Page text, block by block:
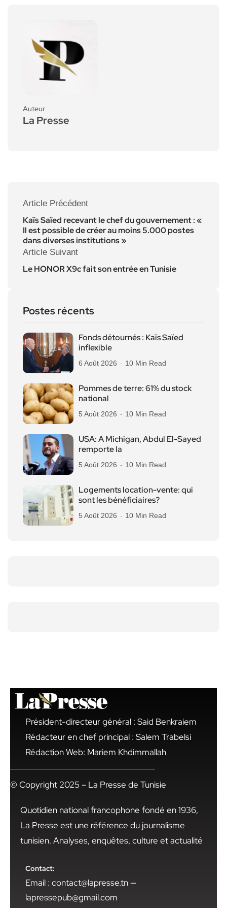
Auteur
La Presse
Article Précédent
Kaïs Saïed recevant le chef du gouvernement : «
Il est possible de créer au moins 5.000 postes
dans diverses institutions »
Article Suivant
Le HONOR X9c fait son entrée en Tunisie
Postes récents
Fonds détournés : Kaïs Saïed
inflexible
6 Août 2026 10 Min Read
Pommes de terre: 61% du stock
national
5 Août 2026 10 Min Read
USA: A Michigan, Abdul El-Sayed
remporte la
5 Août 2026 10 Min Read
Logements location-vente: qui
sont les bénéficiaires?
5 Août 2026 10 Min Read
Président-directeur général : Said Benkraiem
Rédacteur en chef principal : Salem Trabelsi
Rédaction Web: Mariem Khdimmallah
© Copyright 2025 – La Presse de Tunisie
Quotidien national francophone fondé en 1936,
La Presse est une référence du journalisme
tunisien. Analyses, enquêtes, culture et actualité
Contact:
Email : contact@lapresse.tn —
lapressepub@gmail.com